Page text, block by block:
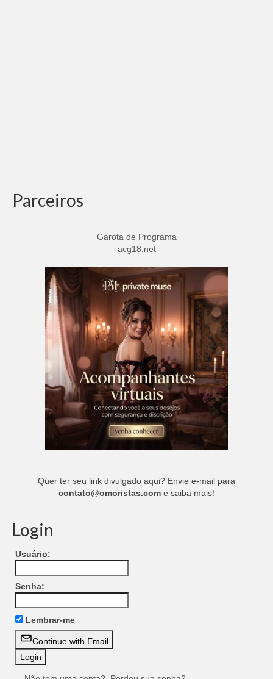
Parceiros
Garota de Programa
acg18.net
Quer ter seu link divulgado aqui? Envie e-mail para
contato@omoristas.com e saiba mais!
Login
Usuário:
Senha:
Lembrar-me
Continue with Email